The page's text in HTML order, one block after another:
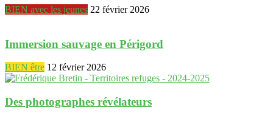
BIEN avec les jeunes 22 février 2026
Immersion sauvage en Périgord
BIEN être 12 février 2026
Des photographes révélateurs